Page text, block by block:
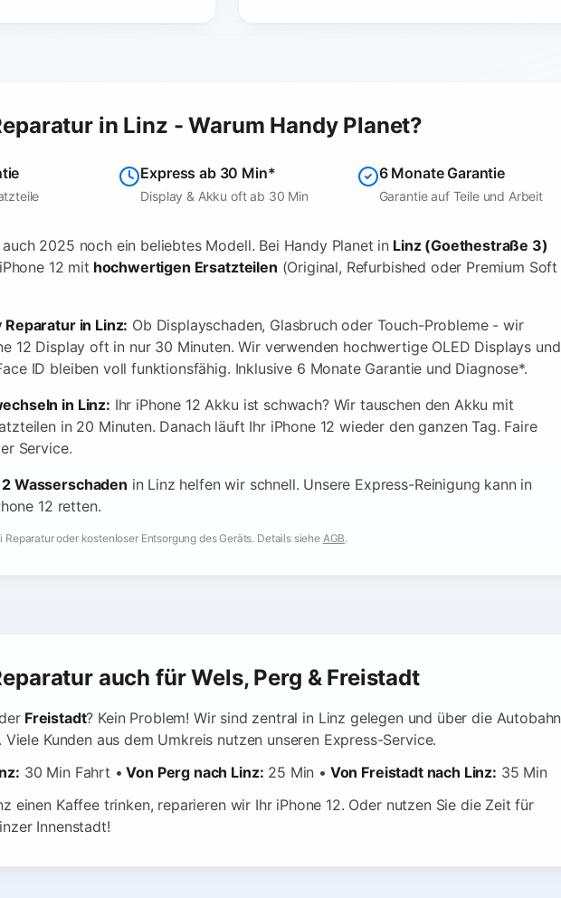
in Linz - Warum Handy Planet?
Express ab 30 Min*
Display & Akku oft ab 30 Min
6 Monate Garantie
Garantie auf Teile und Arbeit
2025 noch ein beliebtes Modell. Bei Handy Planet in Linz (Goethestraße 3)
12 mit hochwertigen Ersatzteilen (Original, Refurbished oder Premium Soft
Reparatur in Linz: Ob Displayschaden, Glasbruch oder Touch-Probleme - wir
12 Display oft in nur 30 Minuten. Wir verwenden hochwertige OLED Displays und
ID bleiben voll funktionsfähig. Inklusive 6 Monate Garantie und Diagnose*.
in Linz: Ihr iPhone 12 Akku ist schwach? Wir tauschen den Akku mit
in 20 Minuten. Danach läuft Ihr iPhone 12 wieder den ganzen Tag. Faire
Service.
Wasserschaden in Linz helfen wir schnell. Unsere Express-Reinigung kann in
12 retten.
oder kostenloser Entsorgung des Geräts. Details siehe AGB.
auch für Wels, Perg & Freistadt
Freistadt? Kein Problem! Wir sind zentral in Linz gelegen und über die Autobahn
Viele Kunden aus dem Umkreis nutzen unseren Express-Service.
30 Min Fahrt • Von Perg nach Linz: 25 Min • Von Freistadt nach Linz: 35 Min
einen Kaffee trinken, reparieren wir Ihr iPhone 12. Oder nutzen Sie die Zeit für
Innenstadt!